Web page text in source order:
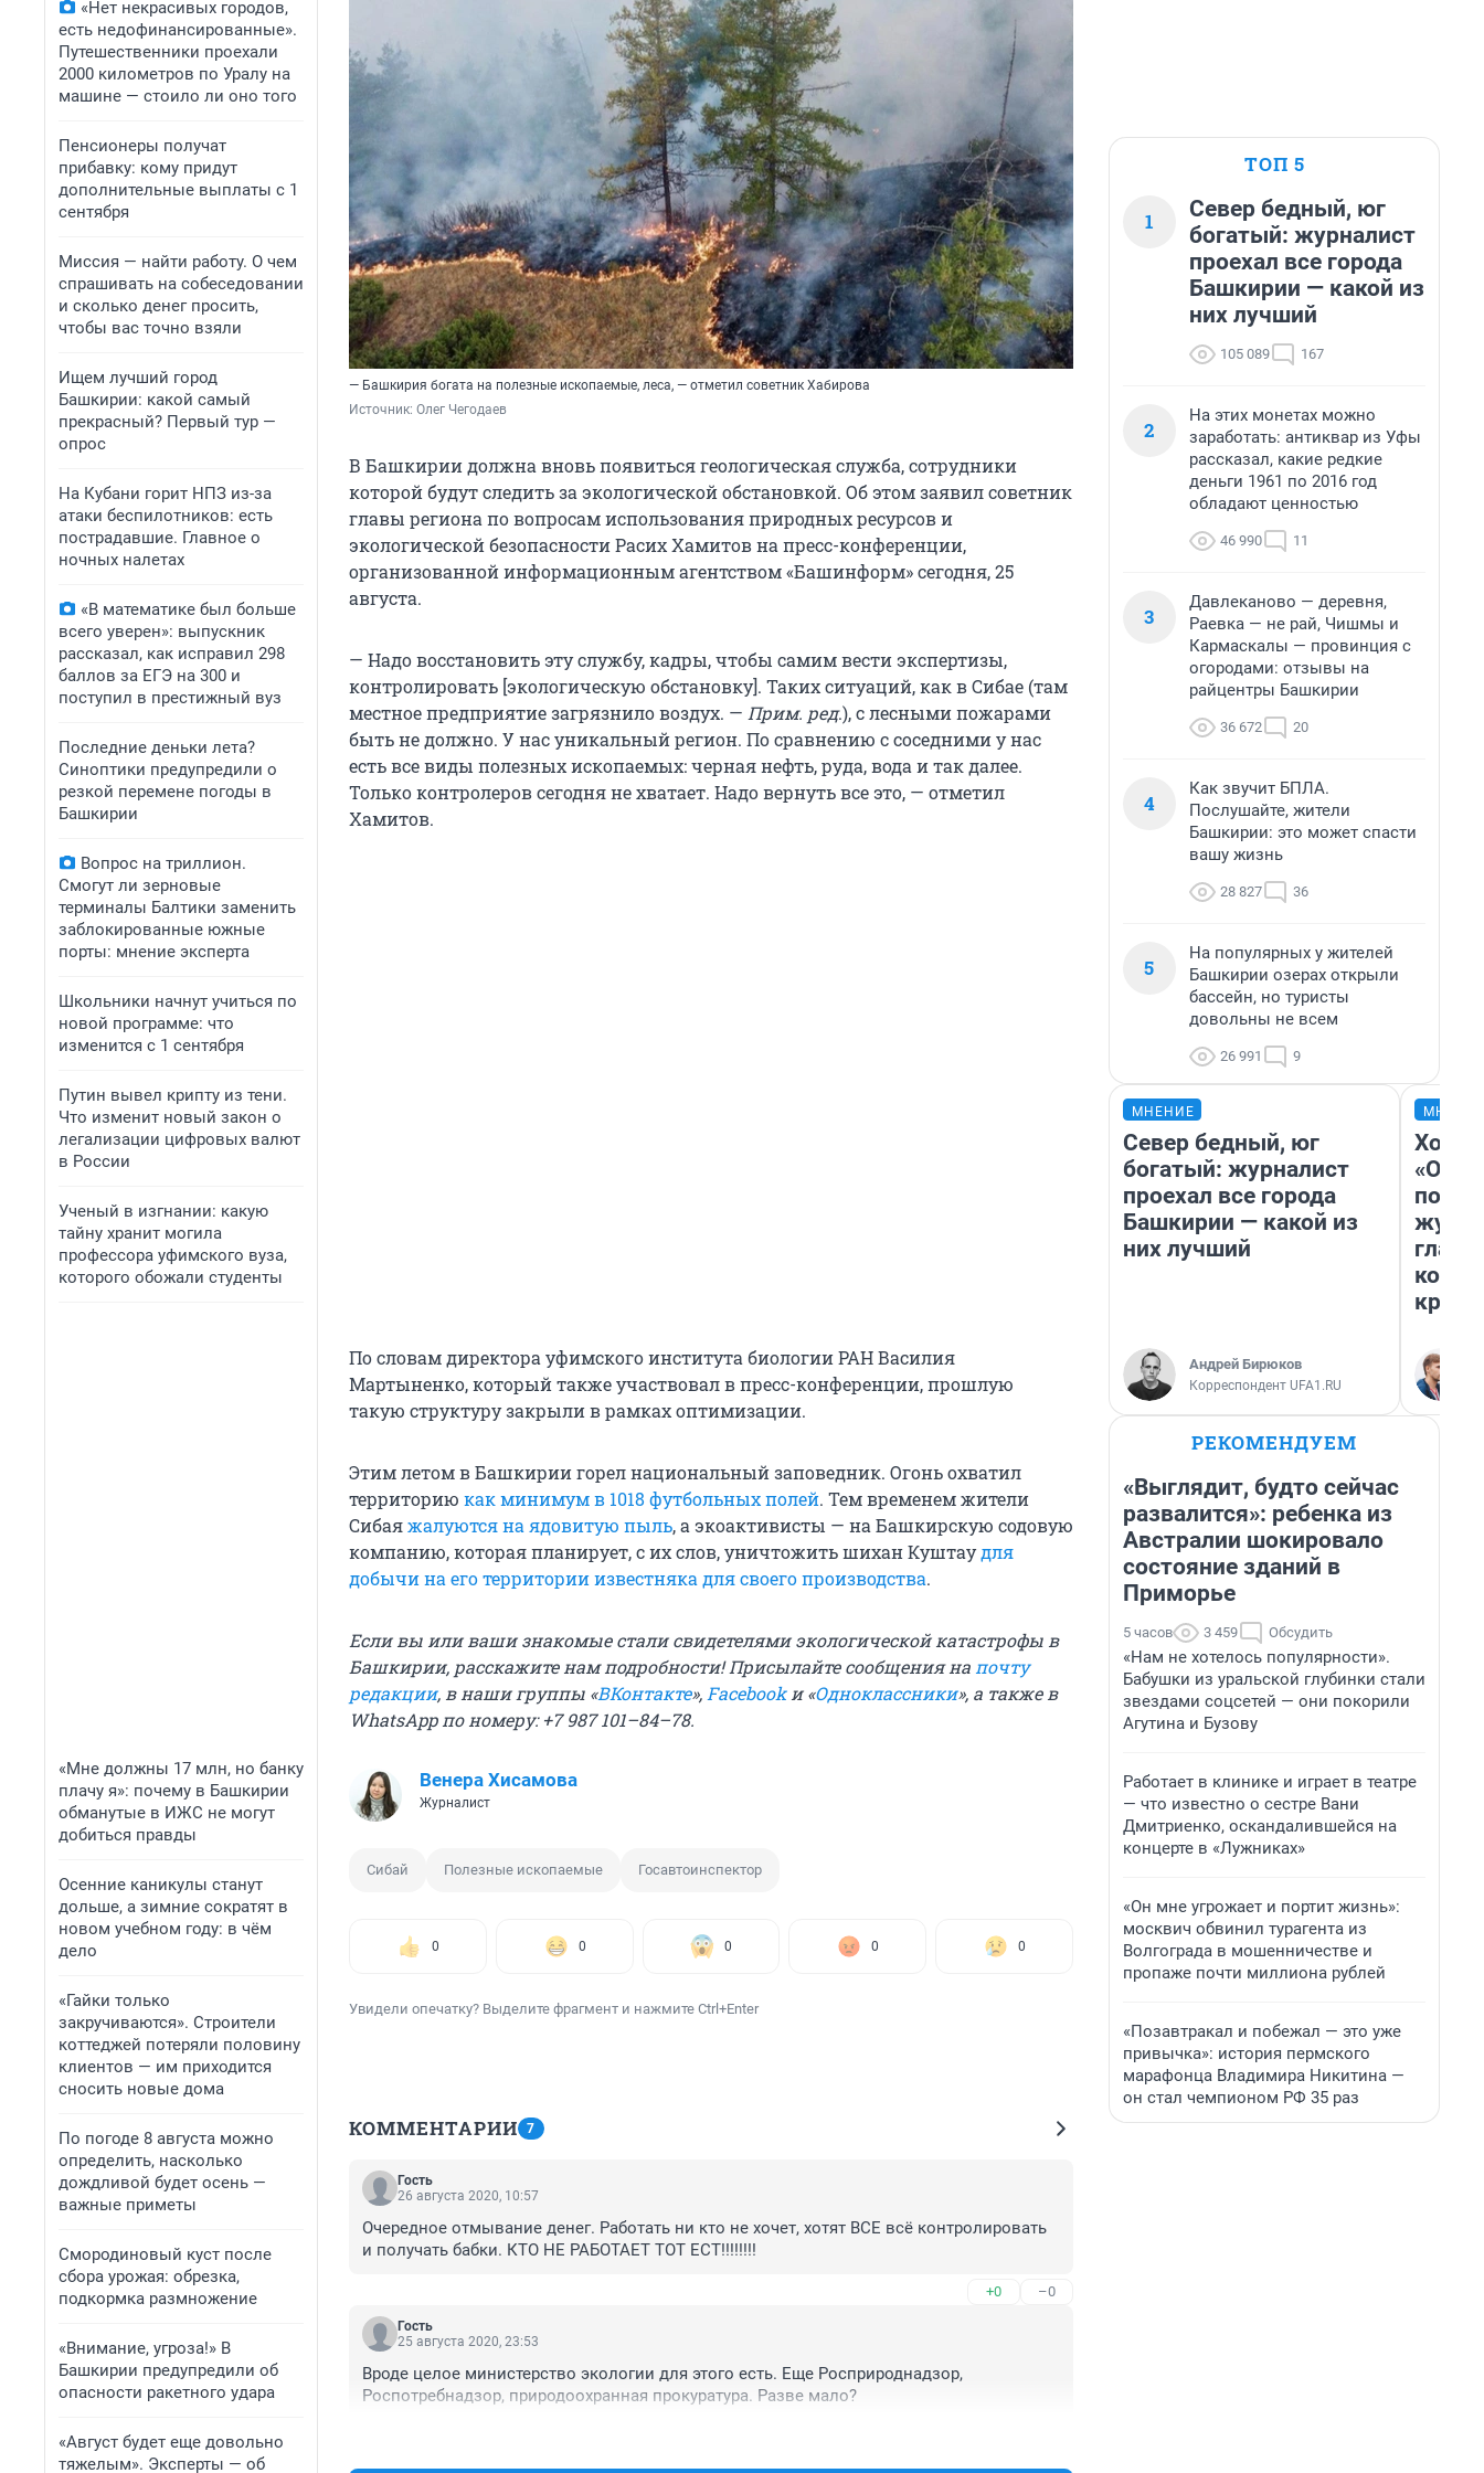
«Нет некрасивых городов,
есть недофинансированные».
Путешественники проехали
2000 километров по Уралу на
машине — стоило ли оно того
Пенсионеры получат
прибавку: кому придут
дополнительные выплаты с 1
сентября
Миссия — найти работу. О чем
спрашивать на собеседовании
и сколько денег просить,
чтобы вас точно взяли
Ищем лучший город
Башкирии: какой самый
прекрасный? Первый тур —
опрос
На Кубани горит НПЗ из-за
атаки беспилотников: есть
пострадавшие. Главное о
ночных налетах
«В математике был больше
всего уверен»: выпускник
рассказал, как исправил 298
баллов за ЕГЭ на 300 и
поступил в престижный вуз
Последние деньки лета?
Синоптики предупредили о
резкой перемене погоды в
Башкирии
Вопрос на триллион.
Смогут ли зерновые
терминалы Балтики заменить
заблокированные южные
порты: мнение эксперта
Школьники начнут учиться по
новой программе: что
изменится с 1 сентября
Путин вывел крипту из тени.
Что изменит новый закон о
легализации цифровых валют
в России
Ученый в изгнании: какую
тайну хранит могила
профессора уфимского вуза,
которого обожали студенты
«Мне должны 17 млн, но банку
плачу я»: почему в Башкирии
обманутые в ИЖС не могут
добиться правды
Осенние каникулы станут
дольше, а зимние сократят в
новом учебном году: в чём
дело
«Гайки только
закручиваются». Строители
коттеджей потеряли половину
клиентов — им приходится
сносить новые дома
По погоде 8 августа можно
определить, насколько
дождливой будет осень —
важные приметы
Смородиновый куст после
сбора урожая: обрезка,
подкормка размножение
«Внимание, угроза!» В
Башкирии предупредили об
опасности ракетного удара
«Август будет еще довольно
тяжелым». Эксперты — об
— Башкирия богата на полезные ископаемые, леса, — отметил советник Хабирова
Источник: Олег Чегодаев
В Башкирии должна вновь появиться геологическая служба, сотрудники
которой будут следить за экологической обстановкой. Об этом заявил советник
главы региона по вопросам использования природных ресурсов и
экологической безопасности Расих Хамитов на пресс-конференции,
организованной информационным агентством «Башинформ» сегодня, 25
августа.
— Надо восстановить эту службу, кадры, чтобы самим вести экспертизы,
контролировать [экологическую обстановку]. Таких ситуаций, как в Сибае (там
местное предприятие загрязнило воздух. — Прим. ред.), с лесными пожарами
быть не должно. У нас уникальный регион. По сравнению с соседними у нас
есть все виды полезных ископаемых: черная нефть, руда, вода и так далее.
Только контролеров сегодня не хватает. Надо вернуть все это, — отметил
Хамитов.
По словам директора уфимского института биологии РАН Василия
Мартыненко, который также участвовал в пресс-конференции, прошлую
такую структуру закрыли в рамках оптимизации.
Этим летом в Башкирии горел национальный заповедник. Огонь охватил
территорию как минимум в 1018 футбольных полей. Тем временем жители
Сибаяжалуются на ядовитую пыль, а экоактивисты — на Башкирскую содовую
компанию, которая планирует, с их слов, уничтожить шихан Куштаудля
добычи на его территории известняка для своего производства.
Если вы или ваши знакомые стали свидетелями экологической катастрофы в
Башкирии, расскажите нам подробности! Присылайте сообщения на почту
редакции, в наши группы «ВКонтакте», Facebookи «Одноклассники», а также в
WhatsApp по номеру: +7 987 101–84–78.
Венера Хисамова
Журналист
Сибай Полезные ископаемые Госавтоинспектор
0 0 0 0 0
Увидели опечатку? Выделите фрагмент и нажмите Ctrl+Enter
КОММЕНТАРИИ 7
Гость
26 августа 2020, 10:57
Очередное отмывание денег. Работать ни кто не хочет, хотят ВСЕ всё контролировать
и получать бабки. КТО НЕ РАБОТАЕТ ТОТ ЕСТ!!!!!!!!
+0 –0
Гость
25 августа 2020, 23:53
Вроде целое министерство экологии для этого есть. Еще Росприроднадзор,
Роспотребнадзор, природоохранная прокуратура. Разве мало?
ТОП 5
1
Север бедный, юг
богатый: журналист
проехал все города
Башкирии — какой из
них лучший
105 089 167
2
На этих монетах можно
заработать: антиквар из Уфы
рассказал, какие редкие
деньги 1961 по 2016 год
обладают ценностью
46 990 11
3
Давлеканово — деревня,
Раевка — не рай, Чишмы и
Кармаскалы — провинция с
огородами: отзывы на
райцентры Башкирии
36 672 20
4
Как звучит БПЛА.
Послушайте, жители
Башкирии: это может спасти
вашу жизнь
28 827 36
5
На популярных у жителей
Башкирии озерах открыли
бассейн, но туристы
довольны не всем
26 991 9
МНЕНИЕ
Север бедный, юг
богатый: журналист
проехал все города
Башкирии — какой из
них лучший
Андрей Бирюков
Корреспондент UFA1.RU
Хоть
РЕКОМЕНДУЕМ
«Выглядит, будто сейчас
развалится»: ребенка из
Австралии шокировало
состояние зданий в
Приморье
5 часов 3 459 Обсудить
«Нам не хотелось популярности».
Бабушки из уральской глубинки стали
звездами соцсетей — они покорили
Агутина и Бузову
Работает в клинике и играет в театре
— что известно о сестре Вани
Дмитриенко, оскандалившейся на
концерте в «Лужниках»
«Он мне угрожает и портит жизнь»:
москвич обвинил турагента из
Волгограда в мошенничестве и
пропаже почти миллиона рублей
«Позавтракал и побежал — это уже
привычка»: история пермского
марафонца Владимира Никитина —
он стал чемпионом РФ 35 раз